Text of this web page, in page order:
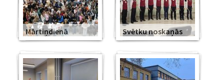
Mārtiņdienā Svētku noskaņās